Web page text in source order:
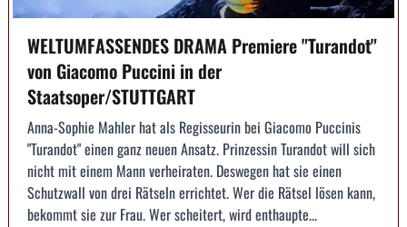
WELTUMFASSENDES DRAMA Premiere "Turandot"
von Giacomo Puccini in der
Staatsoper/STUTTGART
Anna-Sophie Mahler hat als Regisseurin bei Giacomo Puccinis
"Turandot" einen ganz neuen Ansatz. Prinzessin Turandot will sich
nicht mit einem Mann verheiraten. Deswegen hat sie einen
Schutzwall von drei Rätseln errichtet. Wer die Rätsel lösen kann,
bekommt sie zur Frau. Wer scheitert, wird enthaupte...